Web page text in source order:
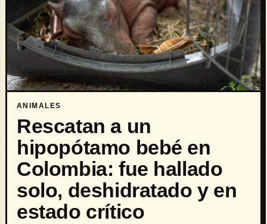
ANIMALES
Rescatan a un
hipopótamo bebé en
Colombia: fue hallado
solo, deshidratado y en
estado crítico